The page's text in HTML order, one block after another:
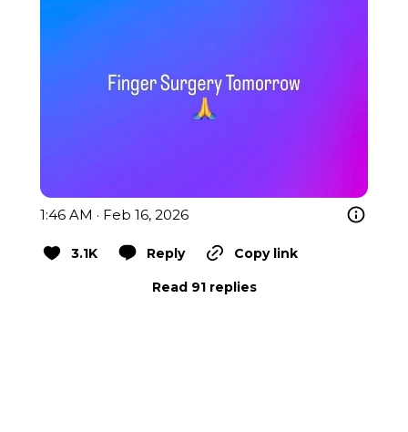
1:46 AM · Feb 16, 2026
3.1K Reply Copy link
Read 91 replies